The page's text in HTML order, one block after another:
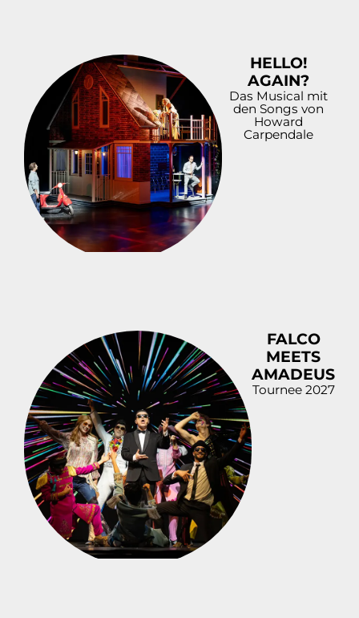
HELLO!
AGAIN?
Das Musical mit
den Songs von
Howard
Carpendale
FALCO
MEETS
AMADEUS
Tournee 2027